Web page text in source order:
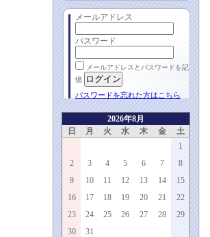
メールアドレス
パスワード
メールアドレスとパスワードを記
憶
パスワードを忘れた方はこちら
2026年8月
日
月 火 水 木 金
土
1
2
3 4 5 6 7
8
9
10 11 12 13 14
15
16
17 18 19 20 21
22
23
24 25 26 27 28
29
30
31